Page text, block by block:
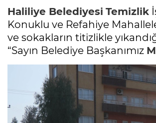
Haliliye Belediyesi Temizlik
Konuklu ve Refahiye
ve sokakların titizlikle
“Sayın Belediye Başkanımız